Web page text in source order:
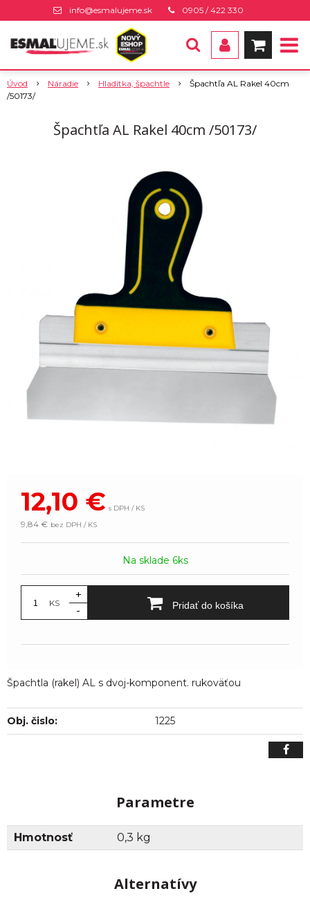
info@esmalujeme.sk 0905 / 422 330
Úvod Náradie Hladítka, špachtle
Špachtľa AL Rakel 40cm
/50173/
Špachtľa AL Rakel 40cm /50173/
12,10 € s DPH / KS
9,84 € bez DPH / KS
Na sklade 6ks
KS
+
-
Pridať do košíka
Špachtla (rakel) AL s dvoj-komponent. rukoväťou
Obj. čislo: 1225
Parametre
Hmotnosť 0,3 kg
Alternatívy